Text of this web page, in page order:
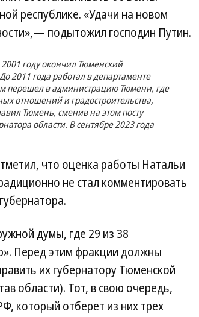
республике. «Удачи на новом
подытожил господин Путин.
году окончил Тюменский
2011 года работал в департаменте
перешел в администрацию Тюмени, где
отношений и градостроительства,
Тюмень, сменив на этом посту
области. В сентябре 2023 года
что оценка работы Натальи
не стал комментировать
думы, где 29 из 38
Перед этим фракции должны
их губернатору Тюменской
области). Тот, в свою очередь,
который отберет из них трех